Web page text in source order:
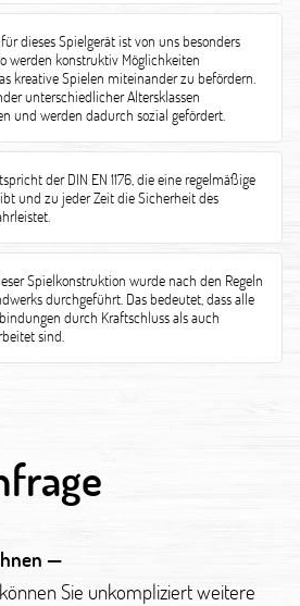
dieses Spielgerät ist von uns besonders
werden konstruktiv Möglichkeiten
kreative Spielen miteinander zu befördern.
unterschiedlicher Altersklassen
und werden dadurch sozial gefördert.
der DIN EN 1176, die eine regelmäßige
und zu jeder Zeit die Sicherheit des
Spielkonstruktion wurde nach den Regeln
durchgeführt. Das bedeutet, dass alle
durch Kraftschluss als auch
sind.
—
Sie unkompliziert weitere